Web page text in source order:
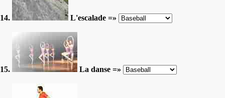
14. L'escalade =»
15. La danse =»